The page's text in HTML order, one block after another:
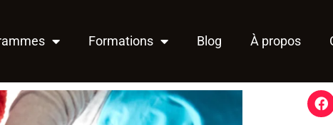
Formations Blog À propos